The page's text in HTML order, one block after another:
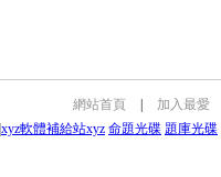
網站首頁
加入最愛
xyz軟體補給站xyz 命題光碟 題庫光碟